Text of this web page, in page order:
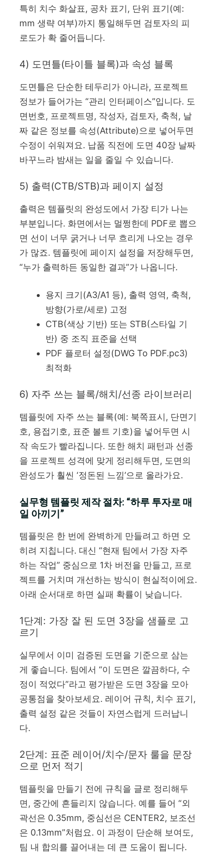
특히 치수 화살표, 공차 표기, 단위 표기(예:
mm 생략 여부)까지 통일해두면 검토자의 피
로도가 확 줄어듭니다.
4) 도면틀(타이틀 블록)과 속성 블록
도면틀은 단순한 테두리가 아니라, 프로젝트
정보가 들어가는 “관리 인터페이스”입니다. 도
면번호, 프로젝트명, 작성자, 검토자, 축척, 날
짜 같은 정보를 속성(Attribute)으로 넣어두면
수정이 쉬워져요. 납품 직전에 도면 40장 날짜
바꾸느라 밤새는 일을 줄일 수 있습니다.
5) 출력(CTB/STB)과 페이지 설정
출력은 템플릿의 완성도에서 가장 티가 나는
부분입니다. 화면에서는 멀쩡한데 PDF로 뽑으
면 선이 너무 굵거나 너무 흐리게 나오는 경우
가 많죠. 템플릿에 페이지 설정을 저장해두면,
“누가 출력하든 동일한 결과”가 나옵니다.
용지 크기(A3/A1 등), 출력 영역, 축척,
방향(가로/세로) 고정
CTB(색상 기반) 또는 STB(스타일 기
반) 중 조직 표준을 선택
PDF 플로터 설정(DWG To PDF.pc3)
최적화
6) 자주 쓰는 블록/해치/선종 라이브러리
템플릿에 자주 쓰는 블록(예: 북쪽표시, 단면기
호, 용접기호, 표준 볼트 기호)을 넣어두면 시
작 속도가 빨라집니다. 또한 해치 패턴과 선종
을 프로젝트 성격에 맞게 정리해두면, 도면의
완성도가 훨씬 ‘정돈된 느낌’으로 올라가요.
실무형 템플릿 제작 절차: “하루 투자로 매
일 아끼기”
템플릿은 한 번에 완벽하게 만들려고 하면 오
히려 지칩니다. 대신 “현재 팀에서 가장 자주
하는 작업” 중심으로 1차 버전을 만들고, 프로
젝트를 거치며 개선하는 방식이 현실적이에요.
아래 순서대로 하면 실패 확률이 낮습니다.
1단계: 가장 잘 된 도면 3장을 샘플로 고
르기
실무에서 이미 검증된 도면을 기준으로 삼는
게 좋습니다. 팀에서 “이 도면은 깔끔하다, 수
정이 적었다”라고 평가받은 도면 3장을 모아
공통점을 찾아보세요. 레이어 규칙, 치수 표기,
출력 설정 같은 것들이 자연스럽게 드러납니
다.
2단계: 표준 레이어/치수/문자 룰을 문장
으로 먼저 적기
템플릿을 만들기 전에 규칙을 글로 정리해두
면, 중간에 흔들리지 않습니다. 예를 들어 “외
곽선은 0.35mm, 중심선은 CENTER2, 보조선
은 0.13mm”처럼요. 이 과정이 단순해 보여도,
팀 내 합의를 끌어내는 데 큰 도움이 됩니다.